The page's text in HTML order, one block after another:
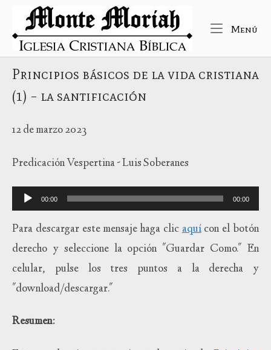
contenido
Inicio
Menú
Principios básicos de la vida cristiana
(1) – la santificación
12 de marzo 2023
Predicación Vespertina - Luis Soberanes
Reproductor
de
audio
00:00 00:00
Para descargar este mensaje haga clicaquícon el botón
derecho y seleccione la opción "Guardar Como." En
celular, pulse los tres puntos a la derecha y
"download/descargar."
Resumen: